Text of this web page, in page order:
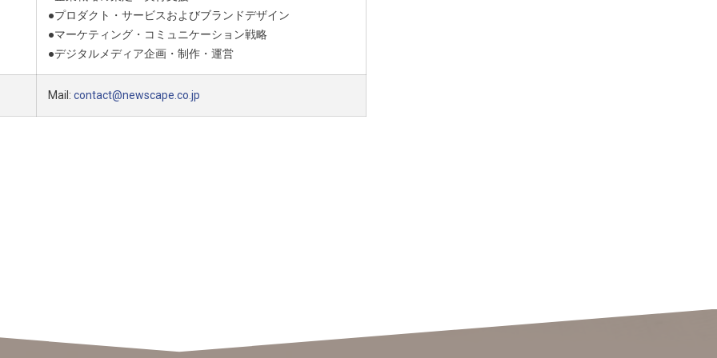
●プロダクト・サービスおよびブランドデザイン
●マーケティング・コミュニケーション戦略
●デジタルメディア企画・制作・運営
Mail: contact@newscape.co.jp